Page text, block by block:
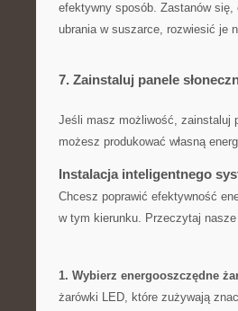
efektywny sposób.​ Zastanów
ubrania w⁤ suszarce, rozwiesić je
7. Zainstaluj panele
Jeśli masz możliwość,‍ zainstaluj
możesz‌ produkować własną
Instalacja inteligentnego
Chcesz poprawić efektywność
⁤w tym⁣ kierunku. Przeczytaj
1. Wybierz energooszczędne
‍żarówki LED, które zużywają